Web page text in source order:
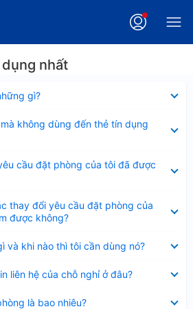
nhất
gì?
không dùng đến thẻ tín dụng
cầu đặt phòng của tôi đã được
thay đổi yêu cầu đặt phòng của
được không?
và khi nào thì tôi cần dùng nó?
liên hệ của chỗ nghỉ ở đâu?
là bao nhiêu?